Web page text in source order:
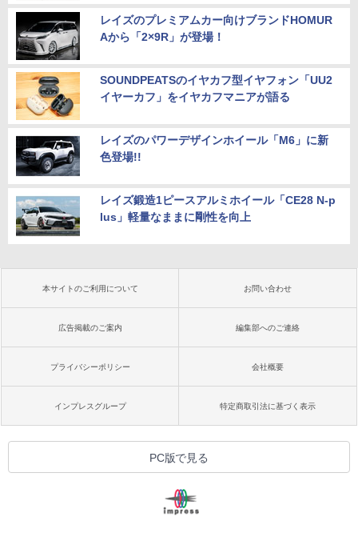
レイズのプレミアムカー向けブランドHOMUR
Aから「2×9R」が登場！
SOUNDPEATSのイヤカフ型イヤフォン「UU2
イヤーカフ」をイヤカフマニアが語る
レイズのパワーデザインホイール「M6」に新
色登場!!
レイズ鍛造1ピースアルミホイール「CE28 N-p
lus」軽量なままに剛性を向上
本サイトのご利用について お問い合わせ
広告掲載のご案内 編集部へのご連絡
プライバシーポリシー 会社概要
インプレスグループ 特定商取引法に基づく表示
PC版で見る